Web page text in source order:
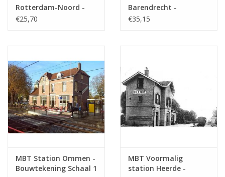
Bijzonderheden
dM 1975/5
Opmerkingen
Rotterdam-Noord -
Bouwtekening Schaal 1
€25,70
Barendrecht -
Bouwtekening Schaal 1
€35,15
MBT Station Ommen -
Bouwtekening Schaal 1
MBT Voormalig
station Heerde -